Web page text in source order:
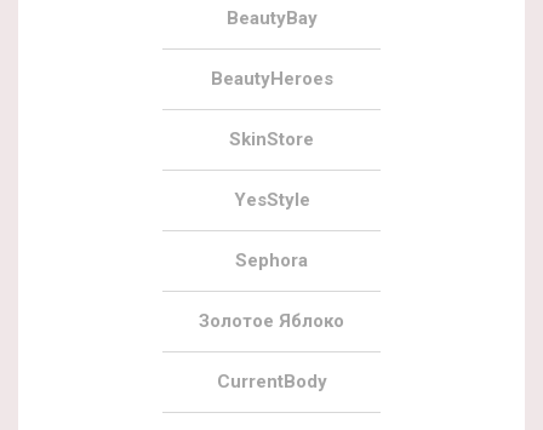
BeautyBay
BeautyHeroes
SkinStore
YesStyle
Sephora
Золотое Яблоко
CurrentBody